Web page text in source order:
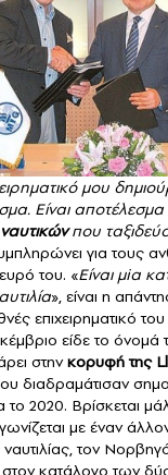
μου
Είναι αποτέλεσμα
που
για τους
του. «Είναι μiα
», είναι η
επιχειρηματικό
είδε το όνομά
στηνκορυφή της
διαδραμάτισαν
το 2020. Βρίσκεται
με έναν
τον